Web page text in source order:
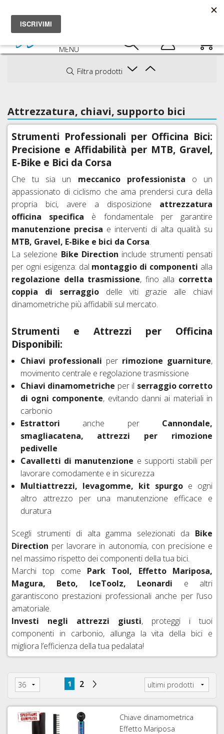
AGOSTO OPERATIVI AL 100%
MENU
Indietro
POSTERIORI,
PULEGGE,
FORCELLINI
DERAGLIATORI
GUIDACATENA
CASSETTE
PIGNONI,
TRASFORMAZIONE
CATENE
E
FALSEMAGLIE
COMANDI
CAMBIO
DERAGLIATORE
CENTRALI
E
ACCESSORI
BUSSOLE
DI
E
GUAINE
CAMBIO
ACCESSORI
ATTACCHI
SERIE
STERZO,
SPESSORI,
EXPANDER
MANUBRI
MANOPOLE
E
MANUBRIO
SELLA
Indietro
SELLE
REGGISELLA
REGGISELLA
RUOTE
Indietro
MOZZI
CORSA,
CUSCINETTI
RUOTE
COMPLETE
MTB
27,5
29ER
RUOTE
CORSA,
GRAVEL,
CICLOCROSS
COPERTONI,
TUBOLARI
CAMERE
CORSA,
GRAVEL,
CICLOCROSS
CAMERE
26"
COPERTONI
E
CAMERE
COPERTONI
E
CAMERE
D'ARIA
29ER
SIGILLANTI
TUBELESS,
VALVOLE
E
SGANCI
PERNI
PASSANTI
FRENI
Indietro
FRENI
A
DISCO
DISCHI
FRENO
E
ADATTATORI
PASTIGLIE
FRENI
A
DISCO
Indietro
FRENI
SHIMANO
SRAM
FRENI
FORMULA
FRENI
HAYES
MAGURA
HOPE
FRENI
BRAKING
GUAINE
ACCESSORI
FRENI
CORSA
E
MTB
TUBI
ACCESSORI
IDRAULICI
E
LUBRIFICANTI
PULIZIA
LUBRIFICANTI
ATTREZZATURA,
CHIAVI,
RIPARAZIONE
FORATURE
POMPE,
CARTUCCE
CO2
E
ACCESSORI
ACCESSORI
Indietro
RULLI
SMART
E
PORTABICI,
LUCI,
CATARIFRANGENTI
BORRACCE
E
PORTABORRACCE
PROTEZIONI
TELAIO,
BATTICATENA
BORSE,
TELI,
ABBIGLIAMENTO
CASCHI
GUANTI
CALZINI
E
INTIMO
TECNICO
DOPOGARA
VITERIA
TUNING
Indietro
VITI
ERGAL
COLORATE
VITI
ACCIAIO
COLORATE
Filtra prodotti
Attrezzatura, chiavi, supporto bici
Strumenti Professionali per Officina Bici:
Precisione e Affidabilità per MTB, Gravel,
E-Bike e Bici da Corsa
Che tu sia un meccanico professionista o un
appassionato di ciclismo che ama prendersi cura della
propria bici, avere a disposizione attrezzatura
officina specifica è fondamentale per garantire
manutenzione precisa e interventi di alta qualità su
MTB, Gravel, E-Bike e bici da Corsa.
La selezione Bike Direction include strumenti pensati
per ogni esigenza: dal montaggio di componenti alla
regolazione della trasmissione, fino alla corretta
coppia di serraggio delle viti grazie alle chiavi
dinamometriche più affidabili sul mercato.
Strumenti e Attrezzi per Officina
Disponibili:
Chiavi professionali per rimozione guarniture,
movimento centrale e regolazione trasmissione
Chiavi dinamometriche per il serraggio corretto
di ogni componente, evitando danni ai materiali in
carbonio
Estrattori anche perCannondale,
smagliacatena, attrezzi per rimozione
pedivelle
Cavalletti di manutenzione e supporti stabili per
lavorare comodamente e in sicurezza
Multiattrezzi, levagomme, kit spurgo e ogni
altro attrezzo per una manutenzione efficace e
duratura
Scegli strumenti di alta gamma selezionati da Bike
Direction per lavorare in autonomia, con precisione e
nel massimo rispetto dei componenti della tua bici.
Marchi top come Park Tool, Effetto Mariposa,
Magura, Beto, IceToolz, Leonardi e altri
garantiscono prestazioni professionali anche per l’uso
amatoriale.
Investi negli attrezzi giusti, proteggi i tuoi
componenti in carbonio, allunga la vita della bici e
migliora l’efficienza della tua pedalata!
1 2
Chiave dinamometrica
Effetto Mariposa